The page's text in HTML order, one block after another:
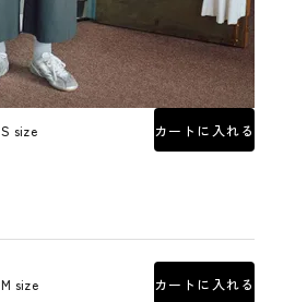
S size カートに入れる
M size カートに入れる